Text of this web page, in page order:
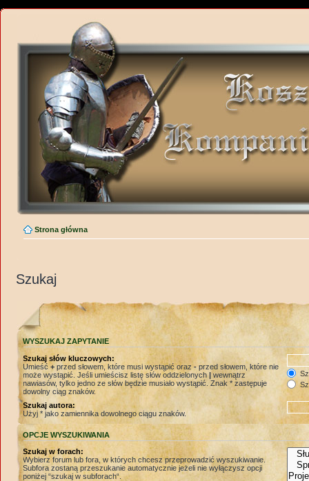
Strona główna
Szukaj
WYSZUKAJ ZAPYTANIE
Szukaj słów kluczowych:
Umieść+ przed słowem, które musi wystąpić oraz-przed słowem, które nie
może wystąpić. Jeśli umieścisz listę słów oddzielonych| wewnątrz
nawiasów, tylko jedno ze słów będzie musiało wystąpić. Znak * zastępuje
dowolny ciąg znaków.
Szukaj autora:
Użyj * jako zamiennika dowolnego ciągu znaków.
OPCJE WYSZUKIWANIA
Szukaj w forach:
Wybierz forum lub fora, w których chcesz przeprowadzić wyszukiwanie.
Subfora zostaną przeszukanie automatycznie jeżeli nie wyłączysz opcji
poniżej “szukaj w subforach“.